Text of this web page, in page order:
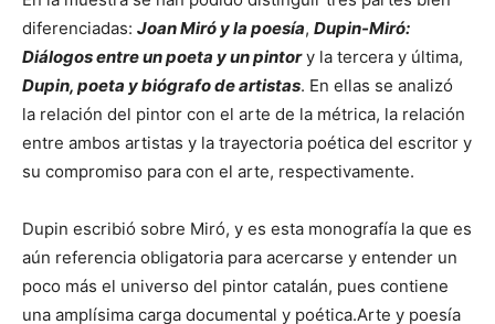
diferenciadas: Joan Miró y la poesía, Dupin-Miró:
Diálogos entre un poeta y un pintory la tercera y última,
Dupin, poeta y biógrafo de artistas. En ellas se analizó
la relación del pintor con el arte de la métrica, la relación
entre ambos artistas y la trayectoria poética del escritor y
su compromiso para con el arte, respectivamente.
Dupin escribió sobre Miró, y es esta monografía la que es
aún referencia obligatoria para acercarse y entender un
poco más el universo del pintor catalán, pues contiene
una amplísima carga documental y poética.Arte y poesía